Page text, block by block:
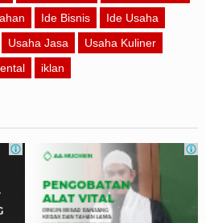
Ide Bisnis
Ide Usaha
Usaha Jasa
Usaha Kuliner
iklan